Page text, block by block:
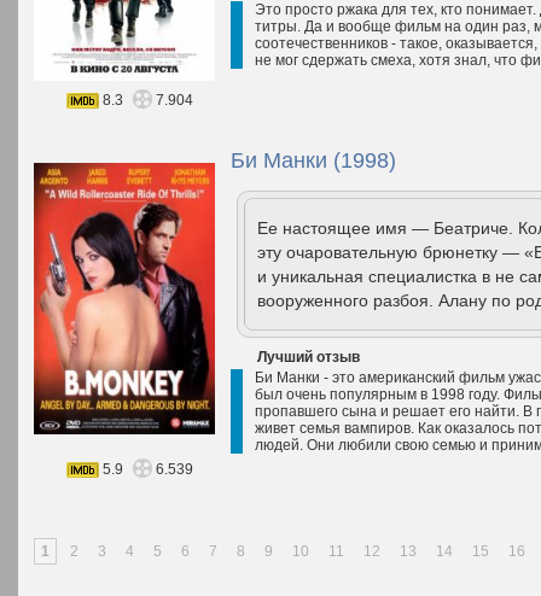
Это просто ржака для тех, кто
титры. Да и вообще фильм на один раз,
соотечественников - такое,
не мог сдержать смеха, хотя знал, что
8.3 7.904
Би Манки (1998)
Ее настоящее имя — Беатриче.
эту очаровательную брюнетку —
и уникальная специалистка в не
вооруженного разбоя. Алану по
Лучший отзыв
Би Манки - это американский фильм
был очень популярным в 1998 году.
пропавшего сына и решает его найти. В
живет семья вампиров. Как оказалось
людей. Они любили свою семью и
5.9
6.539
1 2 3 4 5 6 7 8 9 10 11 12 13 14 15 16